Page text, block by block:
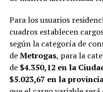
Para los usuarios
cuadros establecen
según la categoría de
deMetrogas, para la
de $4.350,12 en la
$5.023,67 en la